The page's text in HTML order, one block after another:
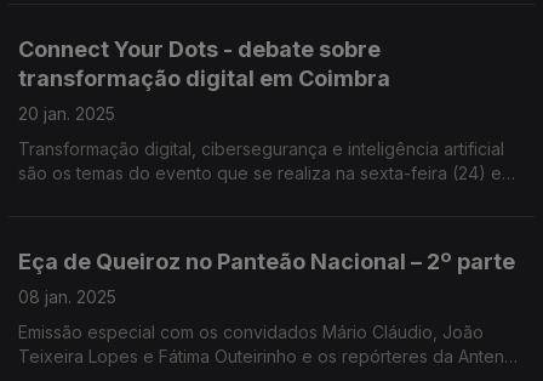
Connect Your Dots - debate sobre
transformação digital em Coimbra
20 jan. 2025
Transformação digital, cibersegurança e inteligência artificial
são os temas do evento que se realiza na sexta-feira (24) em
Eça de Queiroz no Panteão Nacional – 2º parte
08 jan. 2025
Emissão especial com os convidados Mário Cláudio, João
Teixeira Lopes e Fátima Outeirinho e os repórteres da Antena1.